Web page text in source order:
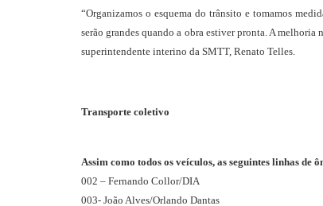
“Organizamos o esquema do trânsito e tomamos
serão grandes quando a obra estiver pronta. A
superintendente interino da SMTT, Renato Telles.
Transporte coletivo
Assim como todos os veículos, as seguintes linhas de
002 – Fernando Collor/DIA
003- João Alves/Orlando Dantas